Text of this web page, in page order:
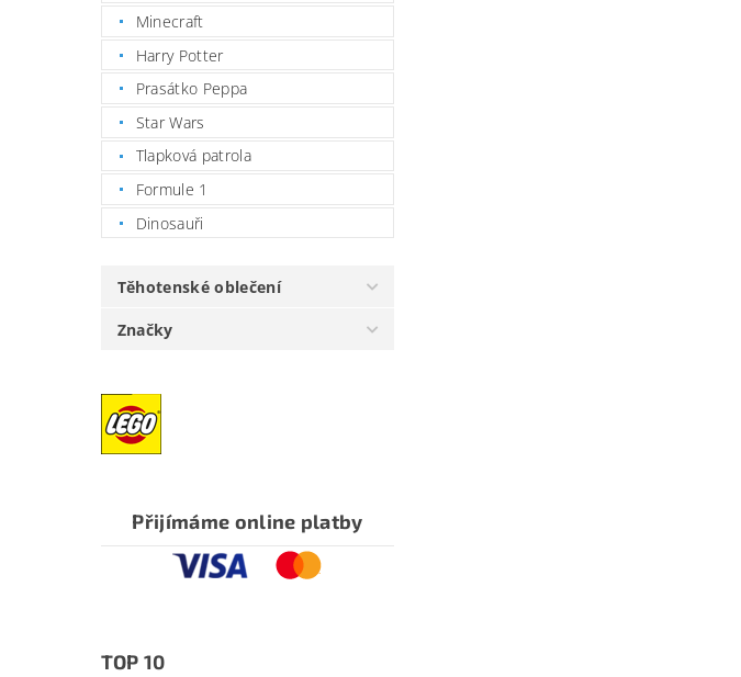
Minecraft
Harry Potter
Prasátko Peppa
Star Wars
Tlapková patrola
Formule 1
Dinosauři
Těhotenské oblečení
Značky
Přijímáme online platby
TOP 10